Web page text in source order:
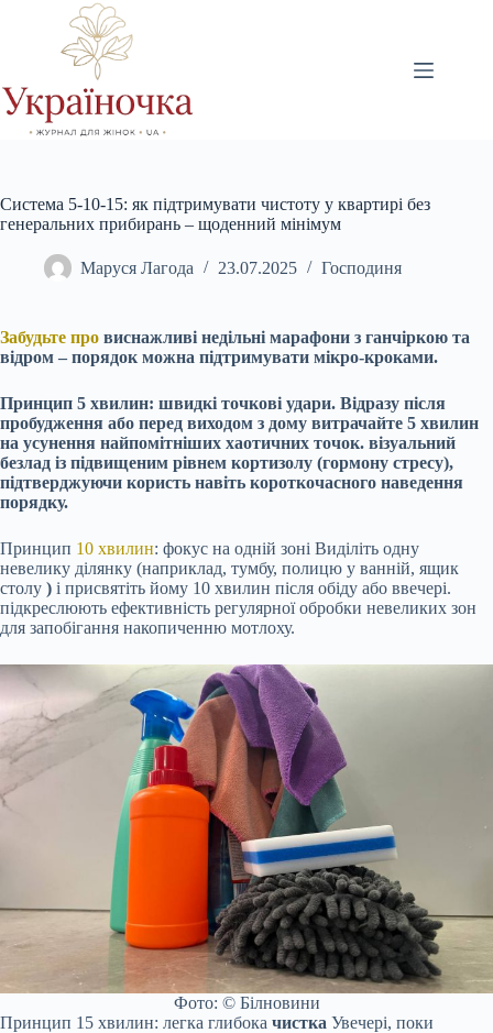
Система 5-10-15: як підтримувати чистоту у квартирі без
генеральних прибирань – щоденний мінімум
Маруся Лагода 23.07.2025 Господиня
Забудьте про виснажливі недільні марафони з ганчіркою та
відром – порядок можна підтримувати мікро-кроками.
Принцип 5 хвилин: швидкі точкові удари. Відразу після
пробудження або перед виходом з дому витрачайте 5 хвилин
на усунення найпомітніших хаотичних точок. візуальний
безлад із підвищеним рівнем кортизолу (гормону стресу),
підтверджуючи користь навіть короткочасного наведення
порядку.
Принцип 10 хвилин: фокус на одній зоні Виділіть одну
невелику ділянку (наприклад, тумбу, полицю у ванній, ящик
столу ) і присвятіть йому 10 хвилин після обіду або ввечері.
підкреслюють ефективність регулярної обробки невеликих зон
для запобігання накопиченню мотлоху.
Фото: © Білновини
Принцип 15 хвилин: легка глибока чистка Увечері, поки